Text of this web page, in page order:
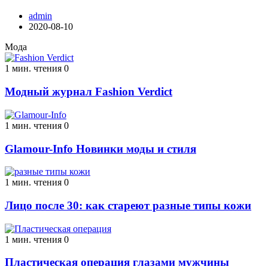
admin
2020-08-10
Мода
1 мин. чтения 0
Модный журнал Fashion Verdict
1 мин. чтения 0
Glamour-Info Новинки моды и стиля
1 мин. чтения 0
Лицо после 30: как стареют разные типы кожи
1 мин. чтения 0
Пластическая операция глазами мужчины